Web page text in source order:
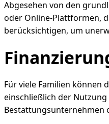
Abgesehen von den
oder Online-Plattformen,
berücksichtigen, um
Für viele Familien können
einschließlich der
Bestattungsunternehmen